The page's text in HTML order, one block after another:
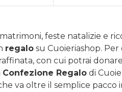
feste natalizie e
regalo su Cuoieriashop.
con cui potrai
Confezione Regalo di
va oltre il semplice